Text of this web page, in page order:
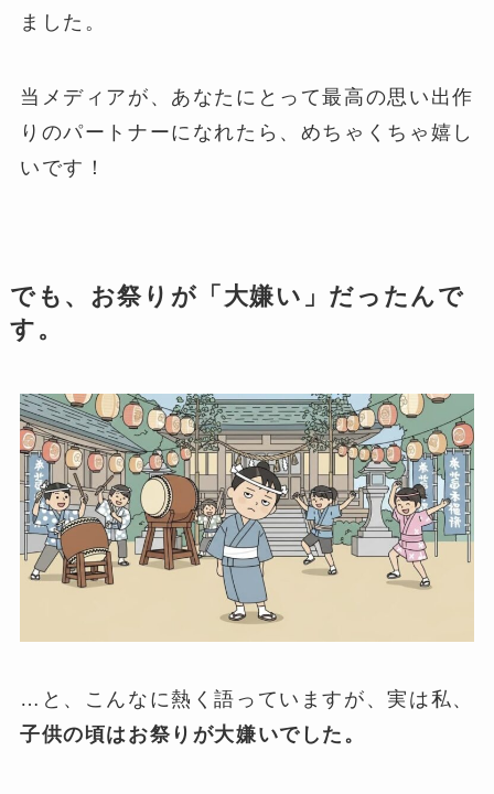
ました。
当メディアが、あなたにとって最高の思い出作
りのパートナーになれたら、めちゃくちゃ嬉し
いです！
でも、お祭りが「大嫌い」だったんで
す。
…と、こんなに熱く語っていますが、実は私、
子供の頃はお祭りが大嫌いでした。